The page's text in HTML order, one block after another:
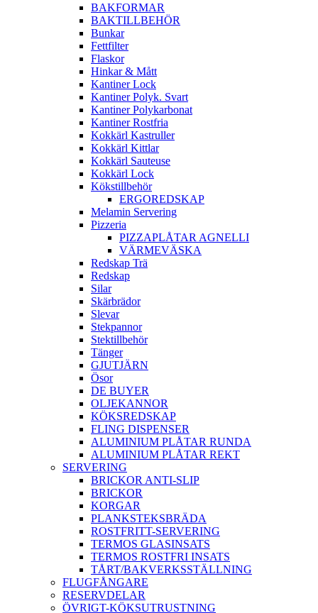
BAKFORMAR
BAKTILLBEHÖR
Bunkar
Fettfilter
Flaskor
Hinkar & Mått
Kantiner Lock
Kantiner Polyk. Svart
Kantiner Polykarbonat
Kantiner Rostfria
Kokkärl Kastruller
Kokkärl Kittlar
Kokkärl Sauteuse
Kokkärl Lock
Kökstillbehör
ERGOREDSKAP
Melamin Servering
Pizzeria
PIZZAPLÅTAR AGNELLI
VÄRMEVÄSKA
Redskap Trä
Redskap
Silar
Skärbrädor
Slevar
Stekpannor
Stektillbehör
Tänger
GJUTJÄRN
Ösor
DE BUYER
OLJEKANNOR
KÖKSREDSKAP
FLING DISPENSER
ALUMINIUM PLÅTAR RUNDA
ALUMINIUM PLÅTAR REKT
SERVERING
BRICKOR ANTI-SLIP
BRICKOR
KORGAR
PLANKSTEKSBRÄDA
ROSTFRITT-SERVERING
TERMOS GLASINSATS
TERMOS ROSTFRI INSATS
TÅRT/BAKVERKSSTÄLLNING
FLUGFÅNGARE
RESERVDELAR
ÖVRIGT-KÖKSUTRUSTNING